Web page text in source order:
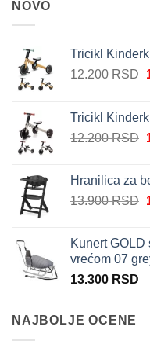
NOVO
Tricikl
12.200RSD
Tricikl
12.200RSD
Hranilica za
13.900RSD
Kunert
vrećom 07
13.300 RSD
NAJBOLJE OCENE